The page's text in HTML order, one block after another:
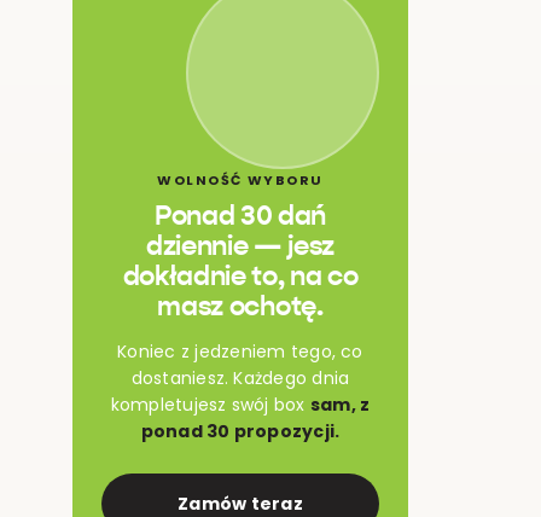
WOLNOŚĆ WYBORU
Ponad 30 dań
dziennie — jesz
dokładnie to, na co
masz ochotę.
Koniec z jedzeniem tego, co
dostaniesz. Każdego dnia
kompletujesz swój box sam, z
ponad 30 propozycji.
Zamów teraz